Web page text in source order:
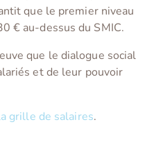
que le premier niveau
€ au-dessus du SMIC.
que le dialogue social
et de leur pouvoir
grille de salaires.